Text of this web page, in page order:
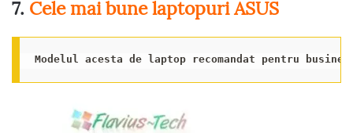
7. Cele mai bune laptopuri ASUS
Modelul acesta de laptop recomandat pentru